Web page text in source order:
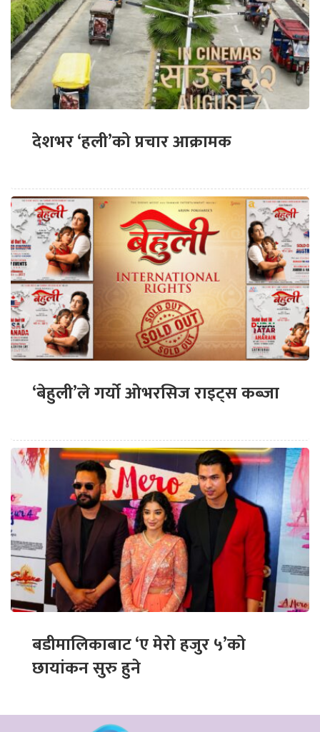
देशभर ‘हली’को प्रचार आक्रामक
‘बेहुली’ले गर्यो ओभरसिज राइट्स कब्जा
बडीमालिकाबाट ‘ए मेरो हजुर ५’को
छायांकन सुरु हुने